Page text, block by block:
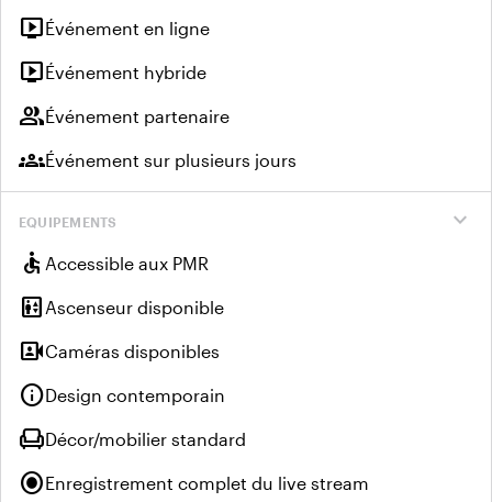
live_tvÉvénement en ligne
live_tvÉvénement hybride
groupÉvénement partenaire
groupsÉvénement sur plusieurs jours
expand_more
EQUIPEMENTS
accessible Accessible aux PMR
elevator Ascenseur disponible
video_camera_frontCaméras disponibles
infoDesign contemporain
chairDécor/mobilier standard
radio_button_checkedEnregistrement complet du live stream